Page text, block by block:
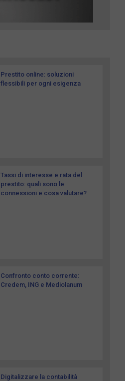
Prestito online: soluzioni
flessibili per ogni esigenza
Tassi di interesse e rata del
prestito: quali sono le
connessioni e cosa valutare?
Confronto conto corrente:
Credem, ING e Mediolanum
Digitalizzare la contabilità